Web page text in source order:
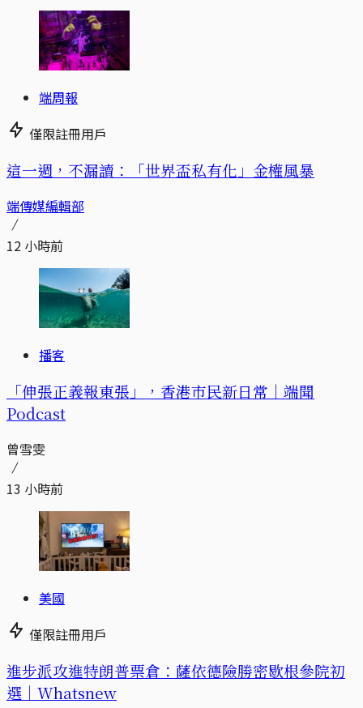
端周報
僅限註冊用戶
這一週，不漏讀：「世界盃私有化」金權風暴
端傳媒編輯部
12 小時前
播客
「伸張正義報東張」，香港市民新日常｜端聞
Podcast
曾雪雯
13 小時前
美國
僅限註冊用戶
進步派攻進特朗普票倉：薩依德險勝密歇根參院初
選｜Whatsnew